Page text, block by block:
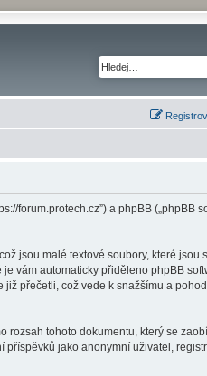
forum.protech.cz”) a phpBB („phpBB
jsou malé textové soubory, které jsou
vám automaticky přiděleno phpBB
již přečetli, což vede k snažšímu a
rozsah tohoto dokumentu, který se
jako anonymní uživatel,